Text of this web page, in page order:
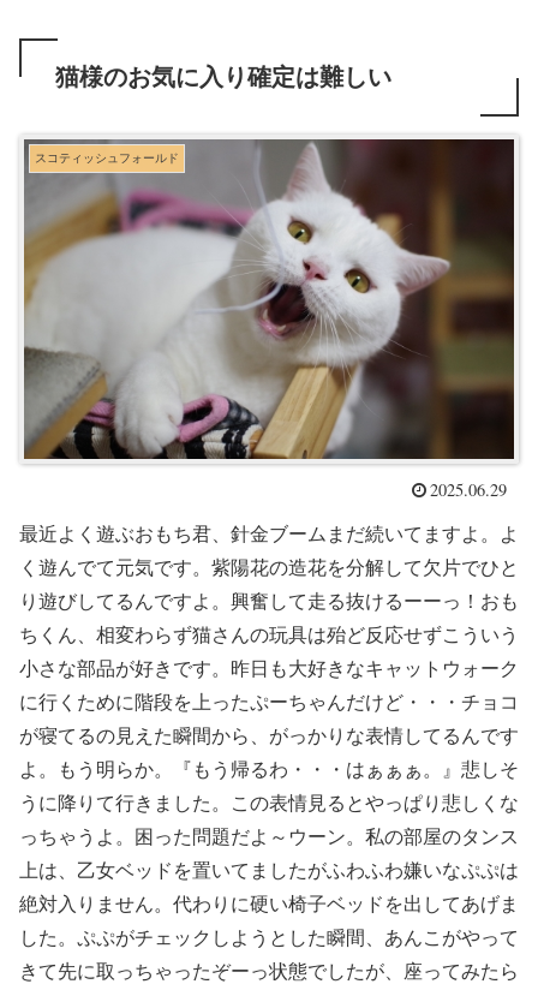
猫様のお気に入り確定は難しい
スコティッシュフォールド
2025.06.29
最近よく遊ぶおもち君、針金ブームまだ続いてますよ。よ
く遊んでて元気です。紫陽花の造花を分解して欠片でひと
り遊びしてるんですよ。興奮して走る抜けるーーっ！おも
ちくん、相変わらず猫さんの玩具は殆ど反応せずこういう
小さな部品が好きです。昨日も大好きなキャットウォーク
に行くために階段を上ったぷーちゃんだけど・・・チョコ
が寝てるの見えた瞬間から、がっかりな表情してるんです
よ。もう明らか。『もう帰るわ・・・はぁぁぁ。』悲しそ
うに降りて行きました。この表情見るとやっぱり悲しくな
っちゃうよ。困った問題だよ～ウーン。私の部屋のタンス
上は、乙女ベッドを置いてましたがふわふわ嫌いなぷぷは
絶対入りません。代わりに硬い椅子ベッドを出してあげま
した。ぷぷがチェックしようとした瞬間、あんこがやって
きて先に取っちゃったぞーっ状態でしたが、座ってみたら